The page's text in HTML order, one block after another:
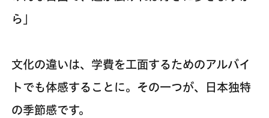
ら」
文化の違いは、学費を工面するためのアルバイ
トでも体感することに。その一つが、日本独特
の季節感です。